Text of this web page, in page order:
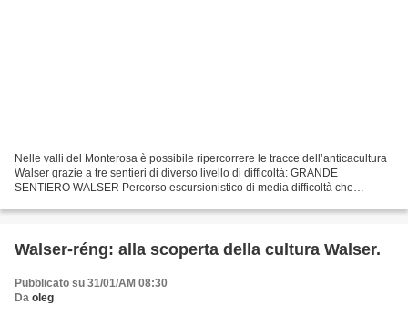
Nelle valli del Monterosa è possibile ripercorrere le tracce dell’anticacultura
Walser grazie a tre sentieri di diverso livello di difficoltà: GRANDE
SENTIERO WALSER Percorso escursionistico di media difficoltà che
Walser-réng: alla scoperta della cultura Walser.
Pubblicato su 31/01/AM 08:30
Da oleg